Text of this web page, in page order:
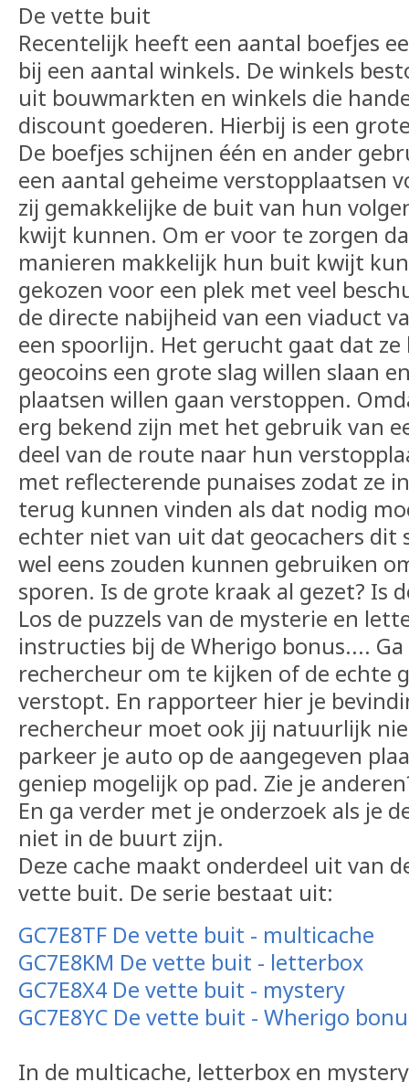
De vette buit
Recentelijk heeft een aantal boefjes
bij een aantal winkels. De winkels
uit bouwmarkten en winkels die
discount goederen. Hierbij is een
De boefjes schijnen één en ander
een aantal geheime verstopplaatsen
zij gemakkelijke de buit van hun
kwijt kunnen. Om er voor te zorgen
manieren makkelijk hun buit kwijt
gekozen voor een plek met veel
de directe nabijheid van een viaduct
een spoorlijn. Het gerucht gaat dat ze
geocoins een grote slag willen slaan
plaatsen willen gaan verstoppen.
erg bekend zijn met het gebruik van
deel van de route naar hun
met reflecterende punaises zodat ze
terug kunnen vinden als dat nodig
echter niet van uit dat geocachers
wel eens zouden kunnen gebruiken
sporen. Is de grote kraak al gezet? Is
Los de puzzels van de mysterie en
instructies bij de Wherigo bonus.... Ga
rechercheur om te kijken of de echte
verstopt. En rapporteer hier je
rechercheur moet ook jij natuurlijk
parkeer je auto op de aangegeven
geniep mogelijk op pad. Zie je
En ga verder met je onderzoek als je
niet in de buurt zijn.
Deze cache maakt onderdeel uit van
vette buit. De serie bestaat uit:
GC7E8TF De vette buit - multicache
GC7E8KM De vette buit - letterbox
GC7E8X4 De vette buit - mystery
GC7E8YC De vette buit - Wherigo
In de multicache, letterbox en